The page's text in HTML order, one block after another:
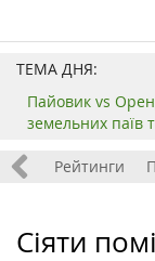
ТЕМА ДНЯ:
Пайовик vs
земельних паїв
Рейтинги
Сіяти